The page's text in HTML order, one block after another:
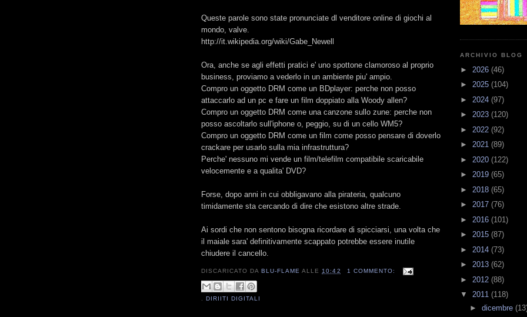
Queste parole sono state pronunciate dl venditore online di giochi al
mondo, valve.
http://it.wikipedia.org/wiki/Gabe_Newell
Ora, anche se agli effetti pratici e' uno spottone clamoroso al proprio
business, proviamo a vederlo in un ambiente piu' ampio.
Compro un oggetto DRM come un BDplayer: perche non posso
attaccarlo ad un pc e fare un film doppiato alla Woody allen?
Compro un oggetto DRM come una canzone sullo zune: perche non
posso ascoltarlo sull'iphone o, peggio, su di un cello WM5?
Compro un oggetto DRM come un film come posso pensare di doverlo
crackare per usarlo sulla mia infrastruttura?
Perche' nessuno mi vende un film/telefilm compatibile scaricabile
velocemente e a qualita' DVD?
Forse, dopo anni in cui obbligavano alla pirateria, qualcuno
timidamente sta cercando di dire che esistono altre strade.
Ai sordi che non sentono bisogna ricordare di spicciarsi, una volta che
il maiale sara' definitivamente scappato potrebbe essere inutile
chiudere il cancello.
DISCARICATO DABLU-FLAME ALLE 10:42 1 COMMENTO:
.DIRIITI DIGITALI
ARCHIVIO BLOG
► 2026 (46)
► 2025 (104)
► 2024 (97)
► 2023 (120)
► 2022 (92)
► 2021 (89)
► 2020 (122)
► 2019 (65)
► 2018 (65)
► 2017 (76)
► 2016 (101)
► 2015 (87)
► 2014 (73)
► 2013 (62)
► 2012 (88)
▼ 2011 (118)
► dicembre